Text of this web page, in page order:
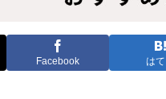
Facebook は